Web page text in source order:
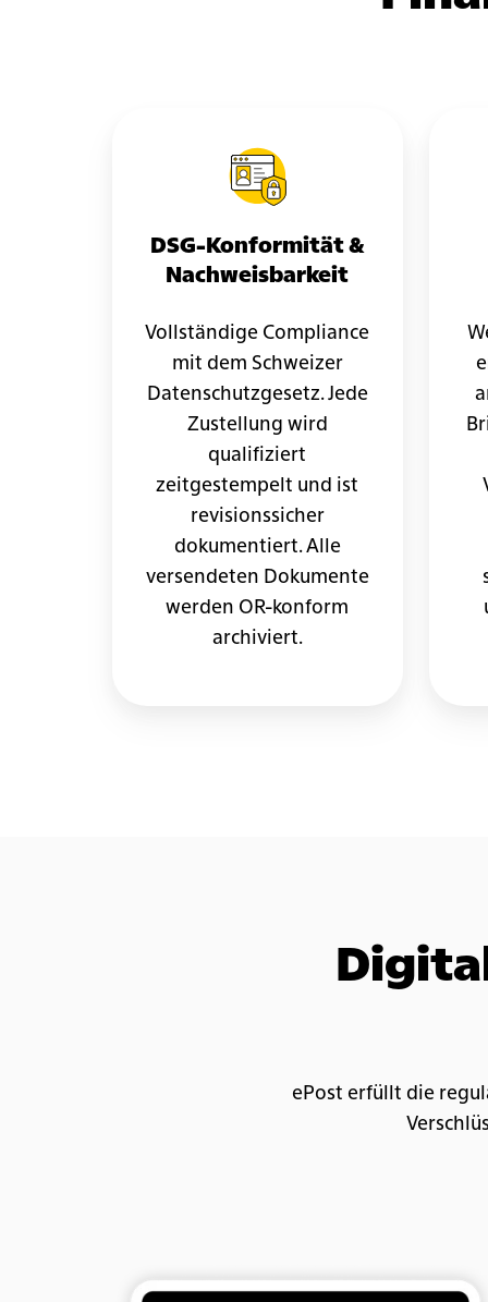
DSG-Konformität &
Nachweisbarkeit
Vollständige Compliance
mit dem Schweizer
Datenschutzgesetz. Jede
Zustellung wird
qualifiziert
zeitgestempelt und ist
revisionssicher
dokumentiert. Alle
versendeten Dokumente
werden OR-konform
archiviert.
ePost erfüllt die